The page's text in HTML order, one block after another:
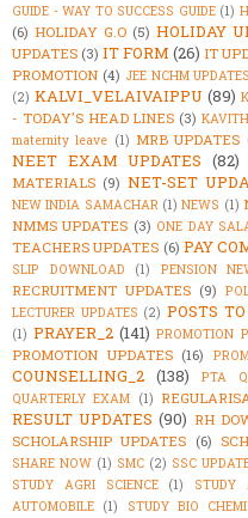
GUIDE - WAY TO SUCCESS GUIDE (1)
(6) HOLIDAY G.O (5) HOLIDAY
UPDATES (3) IT FORM (26) IT
PROMOTION (4) JEE NCHM UPDATES
(2) KALVI_VELAIVAIPPU (89)
- TODAY'S HEAD LINES (3)
maternity leave (1) MRB UPDATES
NEET EXAM UPDATES (82)
MATERIALS (9) NET-SET
NEW INDIA SAMACHAR (1) NEWS (1)
NMMS UPDATES (3) ONE DAY
TEACHERS UPDATES (6) PAY
SLIP DOWNLOAD
(1) PENSION
RECRUITMENT UPDATES (9)
LECTURER UPDATES (2) POSTS
(1) PRAYER_2 (141) PROMOTION
PROMOTION UPDATES (16)
COUNSELLING_2 (138) PTA
QUARTERLY EXAM (1)
RESULT UPDATES (90) RH
SCHOLARSHIP UPDATES (6)
SHARE NOW (1) SMC (2) SSC
STUDY AGRI SCIENCE
(1) STUDY
AUTOMOBILE (1) STUDY BIO